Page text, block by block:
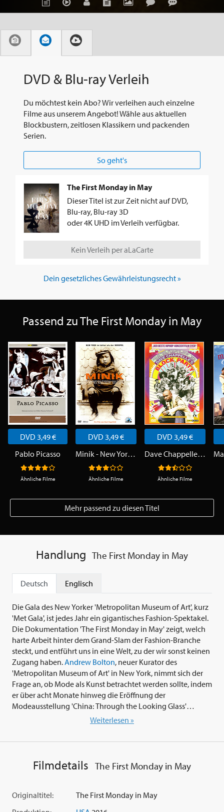
DVD & Blu-ray Verleih
Du möchtest kein Abo? Wir verleihen auch einzelne
Filme aus unserem Angebot! Wähle aus aktuellen
Blockbustern, zeitlosen Klassikern und packenden
Serien.
So geht's
The First Monday in May
Dieser Titel ist zur Zeit nicht auf DVD,
Blu-ray, Blu-ray 3D
oder 4K UHD im Verleih verfügbar.
Kein Verleih per aLaCarte
Dein gesetzliches Gewährleistungsrecht »
Passend zu The First Monday in May
DVD 3,49 €
Pablo Picasso
Ähnliche Filme
DVD 3,49 €
Minik - New York ist kälter als der Nordpol
Ähnliche Filme
DVD 3,49 €
Dave Chappelle's Block Party
Ähnliche Filme
Mehr passend zu diesen Titel
Handlung The First Monday in May
Deutsch Englisch
Die Gala des New Yorker 'Metropolitan Museum of Art', kurz
'Met Gala', ist jedes Jahr ein gigantisches Fashion-Spektakel.
Die Dokumentation 'The First Monday in May' zeigt, welch
harte Arbeit hinter dem Grand-Slam der Fashion-Branche
steckt, und entführt uns in eine Welt, zu der wir sonst keinen
Zugang haben.Andrew Bolton, neuer Kurator des
'Metropolitan Museum of Art' in New York, nimmt sich der
Frage an, ob Mode als Kunst betrachtet werden sollte, indem
er über acht Monate hinweg die Eröffnung der
Modeausstellung 'China: Through the Looking Glass'
dokumentiert, eine fantastische Reise durch die Inspiration
George Clooney
und Julianne Moore auf der Gästeliste
stehen und Ikonen wie
Jean-Paul Gaultier,Karl Lagerfeld
Blick hinter die Kulissen? Ein echter visueller Leckerbissen!
Weiterlesen »
Filmdetails The First Monday in May
Originaltitel:
The First Monday in May